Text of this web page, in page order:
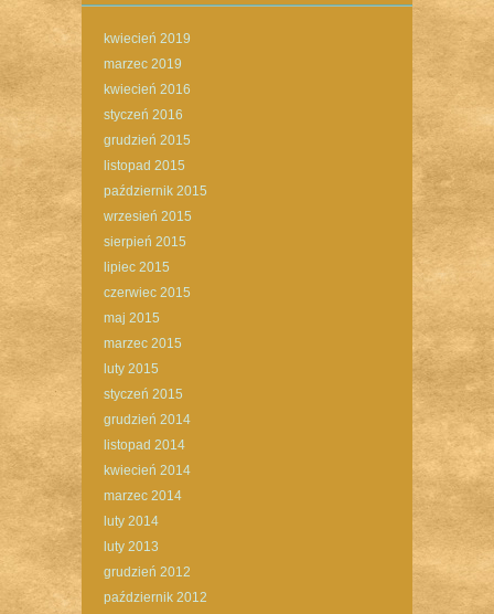
kwiecień 2019
marzec 2019
kwiecień 2016
styczeń 2016
grudzień 2015
listopad 2015
październik 2015
wrzesień 2015
sierpień 2015
lipiec 2015
czerwiec 2015
maj 2015
marzec 2015
luty 2015
styczeń 2015
grudzień 2014
listopad 2014
kwiecień 2014
marzec 2014
luty 2014
luty 2013
grudzień 2012
październik 2012